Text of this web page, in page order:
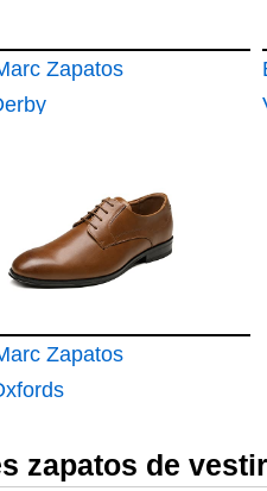
Zapatos
Zapatos
zapatos de vestir